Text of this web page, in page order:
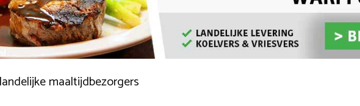
maaltijdbezorgers